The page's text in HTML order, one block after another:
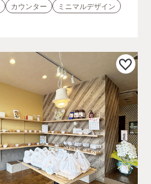
カウンター
ミニマルデザイン